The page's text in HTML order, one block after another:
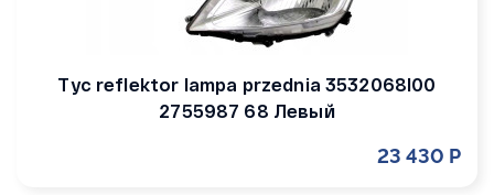
Tyc reflektor lampa przednia 3532068l00
2755987 68 Левый
23 430 Р